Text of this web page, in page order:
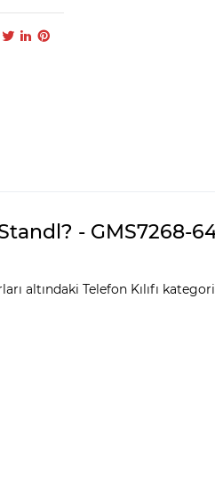
- GMS7268-
altındaki Telefon Kılıfı